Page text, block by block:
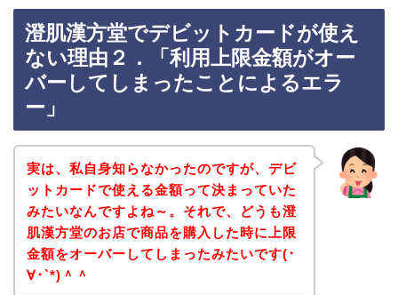
澄肌漢方堂でデビットカードが使え
ない理由２．「利用上限金額がオー
バーしてしまったことによるエラ
ー」
実は、私自身知らなかったのですが、デビ
ットカードで使える金額って決まっていた
みたいなんですよね～。それで、どうも澄
肌漢方堂のお店で商品を購入した時に上限
金額をオーバーしてしまったみたいです(･
∀･`*)＾＾